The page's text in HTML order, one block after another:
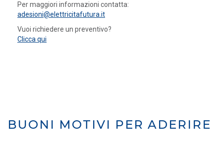
Per maggiori informazioni contatta:
adesioni@elettricitafutura.it
Vuoi richiedere un preventivo?
Clicca qui
BUONI MOTIVI PER ADERIRE